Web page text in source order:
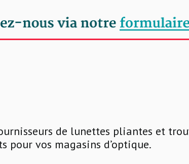
de lunettes pliantes et
pour vos magasins d’optique.